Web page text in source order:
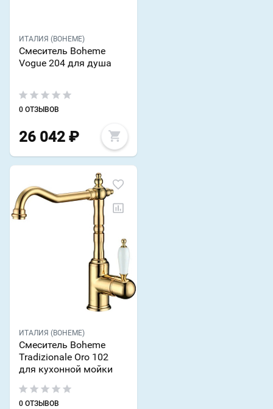
ИТАЛИЯ (BOHEME)
Смеситель Boheme
Vogue 204 для душа
0 ОТЗЫВОВ
26 042 ₽
ИТАЛИЯ (BOHEME)
Смеситель Boheme
Tradizionale Oro 102
для кухонной мойки
0 ОТЗЫВОВ